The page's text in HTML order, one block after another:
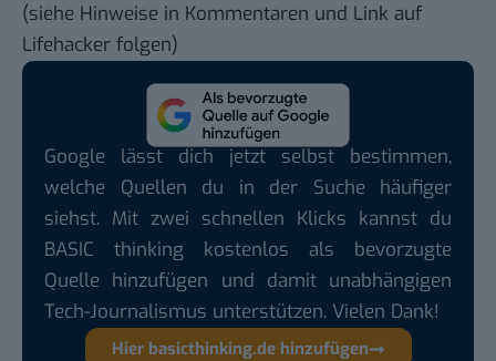
(siehe Hinweise in Kommentaren und Link auf
Lifehacker folgen)
Google lässt dich jetzt selbst bestimmen,
welche Quellen du in der Suche häufiger
siehst. Mit zwei schnellen Klicks kannst du
BASIC thinking kostenlos als bevorzugte
Quelle hinzufügen und damit unabhängigen
Tech-Journalismus unterstützen. Vielen Dank!
Hier basicthinking.de hinzufügen